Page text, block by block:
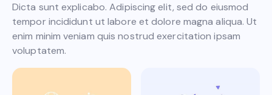
Dicta sunt explicabo. Adipiscing elit, sed do eiusmod
tempor incididunt ut labore et dolore magna aliqua. Ut
enim minim veniam quis nostrud exercitation ipsam
voluptatem.